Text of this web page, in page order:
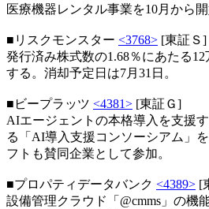
医療機器レンタル事業を10月から開
■リスクモンスター <3768> [東証Ｓ]
発行済み株式数の1.68％にあたる
する。消却予定日は7月31日。
■ビープラッツ <4381> [東証Ｇ]
AIエージェントの本格導入を支援
る「AI導入支援コンソーシアム」
フトも賛同企業として参加。
■プロパティデータバンク <4389> [
設備管理クラウド「@cmms」の機